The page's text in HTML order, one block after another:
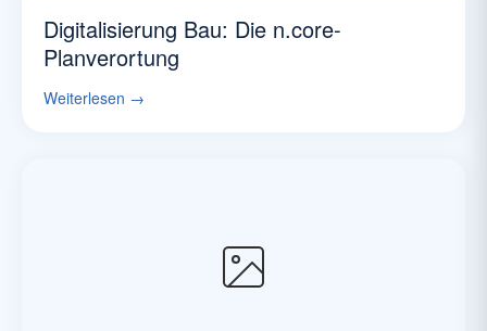
Digitalisierung Bau: Die n.core-
Planverortung
Weiterlesen →